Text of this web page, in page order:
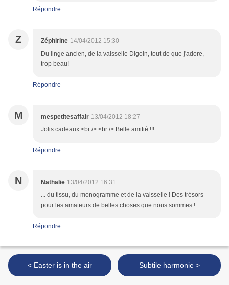
Répondre
Z Zéphirine 14/04/2012 15:30
Du linge ancien, de la vaisselle Digoin, tout de que j'adore,
trop beau!
Répondre
M mespetitesaffair 13/04/2012 18:27
Jolis cadeaux.<br /> <br /> Belle amitié !!!
Répondre
N Nathalie 13/04/2012 16:31
... du tissu, du monogramme et de la vaisselle ! Des trésors
pour les amateurs de belles choses que nous sommes !
Répondre
< Easter is in the air Subtile harmonie >